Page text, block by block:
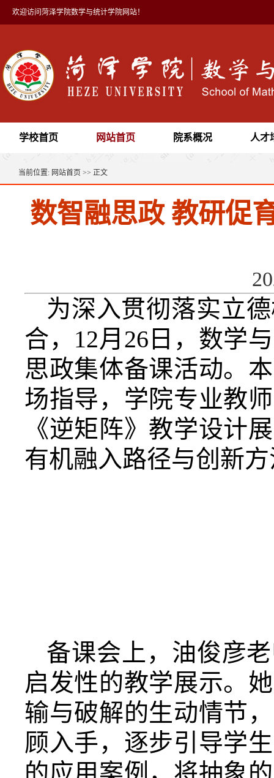
欢迎访问菏泽学院数学与统计学院网站！
学校首页 网站首页 院系概况 人才
当前位置: 网站首页 >> 正文
数智融思政 教研促
为深入贯彻落实立
合，12月26日，数学
思政集体备课活动。
场指导，学院专业教
《逆矩阵》教学设计
有机融入路径与创新
备课会上，油俊彦
启发性的教学展示。
输与破解的生动情节
顾入手，逐步引导学